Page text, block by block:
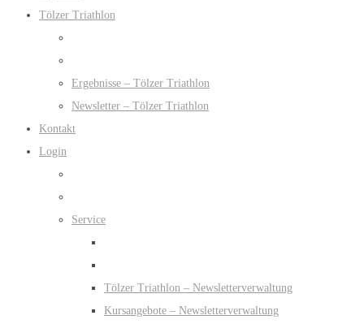
Tölzer Triathlon
Ergebnisse – Tölzer Triathlon
Newsletter – Tölzer Triathlon
Kontakt
Login
Service
Tölzer Triathlon – Newsletterverwaltung
Kursangebote – Newsletterverwaltung